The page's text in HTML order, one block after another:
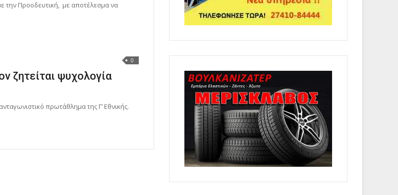
την Προοδευτική, με αποτέλεσμα να
0
ζητείται ψυχολογία
πρωτάθλημα της Γ’ Εθνικής.